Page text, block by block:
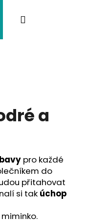
Twistík kousátka
Nákupní
a
pro každé
do
přitahovat
si tak úchop